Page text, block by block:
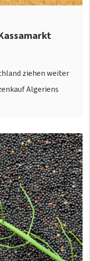
ziehen weiter
Algeriens